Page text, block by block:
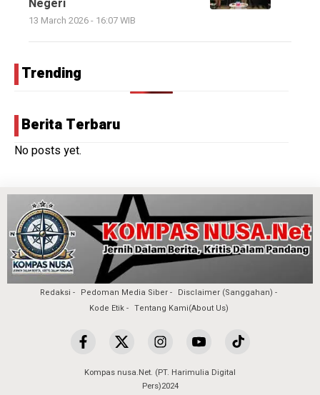
Negeri
13 March 2026 - 16:07 WIB
Trending
Berita Terbaru
No posts yet.
Redaksi Pedoman Media Siber
Disclaimer (Sanggahan)
Kode Etik
Tentang Kami(About Us)
Kompas nusa.Net. (PT. Harimulia Digital
Pers)2024